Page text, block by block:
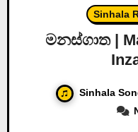
Sinhala
මනස්ගාත |
Sinhala